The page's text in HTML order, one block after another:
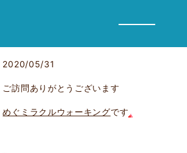
2020/05/31
ご訪問ありがとうございます
めぐミラクルウォーキングです